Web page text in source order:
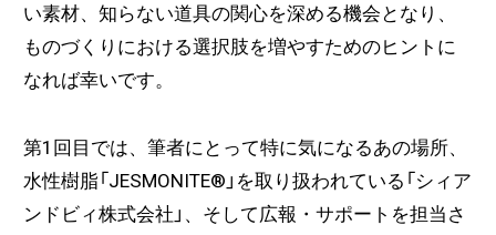
い素材、知らない道具の関心を深める機会となり、
ものづくりにおける選択肢を増やすためのヒントに
なれば幸いです。
第1回目では、筆者にとって特に気になるあの場所、
水性樹脂「 JESMONITE® 」を取り扱われている「シィア
ンドビィ株式会社」、そして広報・サポート を担当さ